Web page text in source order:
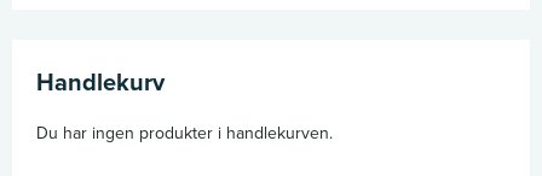
Handlekurv
Du har ingen produkter i handlekurven.